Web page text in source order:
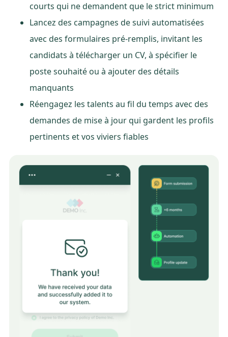
courts qui ne demandent que le strict minimum
Lancez des campagnes de suivi automatisées
avec des formulaires pré-remplis, invitant les
candidats à télécharger un CV, à spécifier le
poste souhaité ou à ajouter des détails
manquants
Réengagez les talents au fil du temps avec des
demandes de mise à jour qui gardent les profils
pertinents et vos viviers fiables